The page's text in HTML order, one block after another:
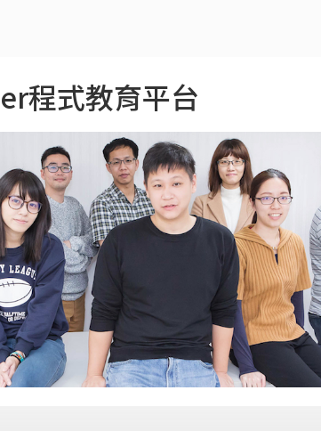
程式教育平台